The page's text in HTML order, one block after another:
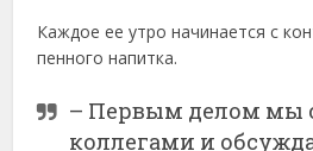
Каждое ее утро начинается с
пенного напитка.
– Первым делом мы
коллегами и